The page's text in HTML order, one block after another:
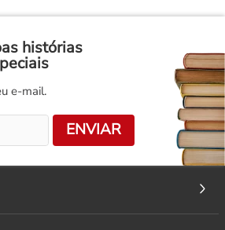
histórias
e-mail.
ENVIAR